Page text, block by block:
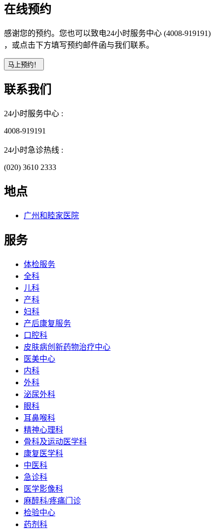
在线预约
感谢您的预约。您也可以致电24小时服务中心 (4008-919191)
，或点击下方填写预约邮件函与我们联系。
联系我们
24小时服务中心 :
4008-919191
24小时急诊热线 :
(020) 3610 2333
地点
广州和睦家医院
服务
体检服务
全科
儿科
产科
妇科
产后康复服务
口腔科
皮肤病创新药物治疗中心
医美中心
内科
外科
泌尿外科
眼科
耳鼻喉科
精神心理科
骨科及运动医学科
康复医学科
中医科
急诊科
医学影像科
麻醉科/疼痛门诊
检验中心
药剂科